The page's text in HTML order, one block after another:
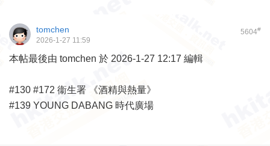
5604#
tomchen
2026-1-27 11:59
本帖最後由 tomchen 於 2026-1-27 12:17 編輯
#130 #172 衞生署 《酒精與熱量》
#139 YOUNG DABANG 時代廣場